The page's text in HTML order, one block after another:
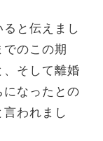
と伝えまし
のこの期
、そして離婚
になったとの
われまし